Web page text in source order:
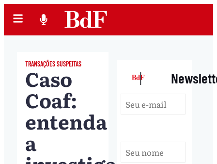
TRANSAÇÕES SUSPEITAS
Caso
Coaf:
entenda
a
|